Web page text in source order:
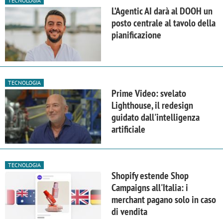
L’Agentic AI darà al DOOH un
posto centrale al tavolo della
pianificazione
TECNOLOGIA
Prime Video: svelato
Lighthouse, il redesign
guidato dall'intelligenza
artificiale
TECNOLOGIA
Shopify estende Shop
Campaigns all'Italia: i
merchant pagano solo in caso
di vendita